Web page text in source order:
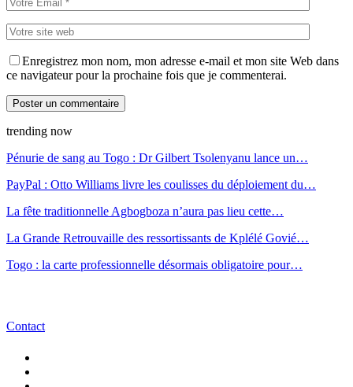
Enregistrez mon nom, mon adresse e-mail et mon site Web dans
ce navigateur pour la prochaine fois que je commenterai.
trending now
Pénurie de sang au Togo : Dr Gilbert Tsolenyanu lance un…
PayPal : Otto Williams livre les coulisses du déploiement du…
La fête traditionnelle Agbogboza n’aura pas lieu cette…
La Grande Retrouvaille des ressortissants de Kplélé Govié…
Togo : la carte professionnelle désormais obligatoire pour…
Contact